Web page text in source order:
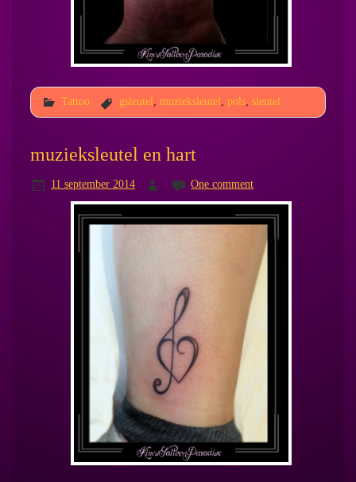
Tattoo gsleutel muzieksleutel pols, sleutel
muzieksleutel en hart
11 september 2014 One comment